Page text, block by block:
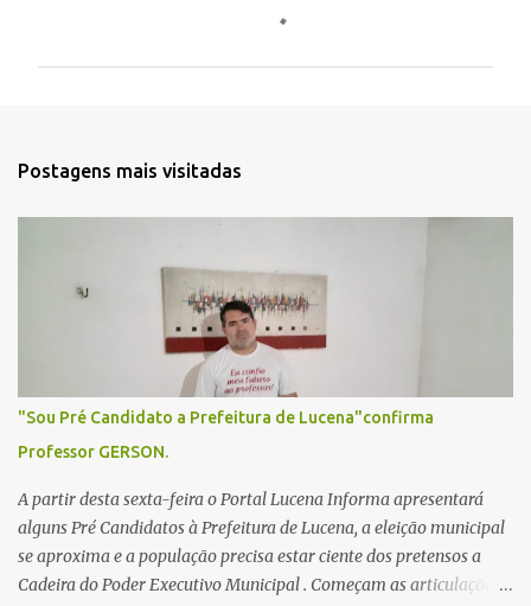
Postagens mais visitadas
"Sou Pré Candidato a Prefeitura de Lucena"confirma
Professor GERSON.
A partir desta sexta-feira o Portal Lucena Informa apresentará
alguns Pré Candidatos à Prefeitura de Lucena, a eleição municipal
se aproxima e a população precisa estar ciente dos pretensos a
Cadeira do Poder Executivo Municipal . Começam as articulações e